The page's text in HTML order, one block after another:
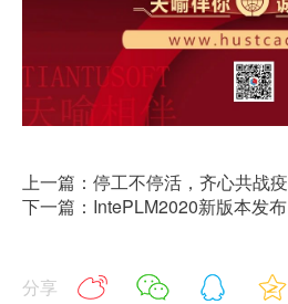
上一篇：停工不停活，齐心共战疫
下一篇：IntePLM2020新版本发布
分享